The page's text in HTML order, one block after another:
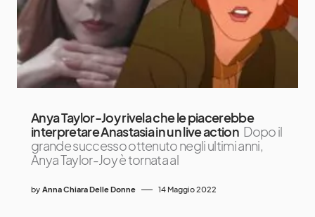
Anya Taylor-Joy rivela che le piacerebbe
interpretare Anastasia in un live action Dopo il
grande successo ottenuto negli ultimi anni,
Anya Taylor-Joy è tornata al
by Anna Chiara Delle Donne 14 Maggio 2022